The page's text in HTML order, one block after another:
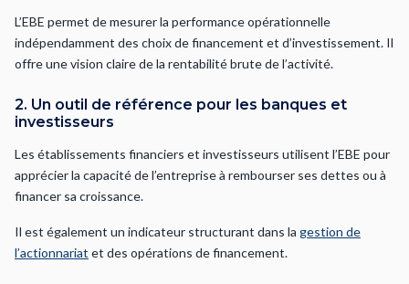
L’EBE permet de mesurer la performance opérationnelle
indépendamment des choix de financement et d’investissement. Il
offre une vision claire de la rentabilité brute de l’activité.
2. Un outil de référence pour les banques et
investisseurs
Les établissements financiers et investisseurs utilisent l’EBE pour
apprécier la capacité de l’entreprise à rembourser ses dettes ou à
financer sa croissance.
Il est également un indicateur structurant dans la gestion de
l’actionnariat et des opérations de financement.